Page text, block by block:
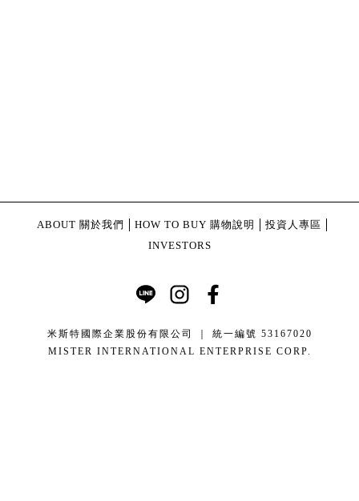
ABOUT 關於我們 HOW TO BUY 購物說明
投資人專區
INVESTORS
米斯特國際企業股份有限公司 ｜ 統一編號 53167020
MISTER INTERNATIONAL ENTERPRISE CORP.